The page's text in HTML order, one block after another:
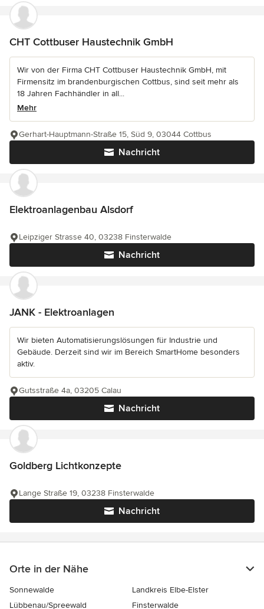
CHT Cottbuser Haustechnik GmbH
Wir von der Firma CHT Cottbuser Haustechnik GmbH, mit
Firmensitz im brandenburgischen Cottbus, sind seit mehr als
18 Jahren Fachhändler in all...
Mehr
Nachricht
Gerhart-Hauptmann-Straße 15, Süd 9, 03044 Cottbus
Elektroanlagenbau Alsdorf
Nachricht
Leipziger Strasse 40, 03238 Finsterwalde
JANK - Elektroanlagen
Wir bieten Automatisierungslösungen für Industrie und
Gebäude. Derzeit sind wir im Bereich SmartHome besonders
aktiv.
Nachricht
Gutsstraße 4a, 03205 Calau
Goldberg Lichtkonzepte
Nachricht
Lange Straße 19, 03238 Finsterwalde
Orte in der Nähe
Sonnewalde
Landkreis Elbe-Elster
Lübbenau/Spreewald
Finsterwalde